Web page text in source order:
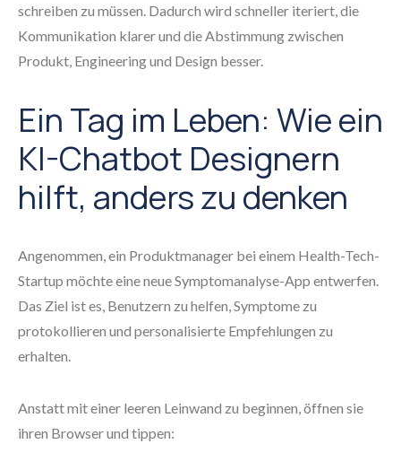
schreiben zu müssen. Dadurch wird schneller iteriert, die
Kommunikation klarer und die Abstimmung zwischen
Produkt, Engineering und Design besser.
Ein Tag im Leben: Wie ein
KI-Chatbot Designern
hilft, anders zu denken
Angenommen, ein Produktmanager bei einem Health-Tech-
Startup möchte eine neue Symptomanalyse-App entwerfen.
Das Ziel ist es, Benutzern zu helfen, Symptome zu
protokollieren und personalisierte Empfehlungen zu
erhalten.
Anstatt mit einer leeren Leinwand zu beginnen, öffnen sie
ihren Browser und tippen: